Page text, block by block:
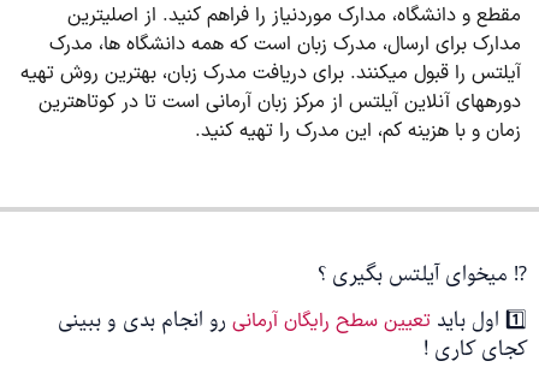
مقطع و دانشگاه، مدارک موردنیاز را فراهم کنید. از اصلی­ترین
مدارک برای ارسال، مدرک زبان است که همه دانشگاه ­ها، مدرک
آیلتس را قبول می­کنند. برای دریافت مدرک زبان، بهترین روش تهیه
دوره­های آنلاین آیلتس از مرکز زبان آرمانی است تا در کوتاه­ترین
زمان و با هزینه کم، این مدرک را تهیه کنید.
⁉️ میخوای آیلتس بگیری ؟
1️⃣ اول باید
تعیین سطح رایگان آرمانی رو انجام بدی و ببینی
کجای کاری !